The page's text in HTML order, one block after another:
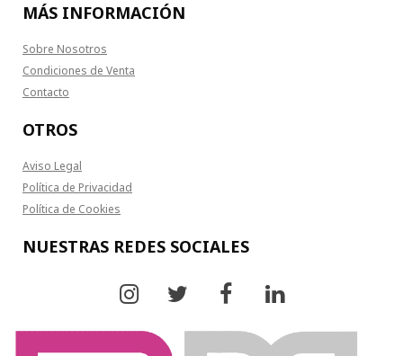
MÁS INFORMACIÓN
Sobre Nosotros
Condiciones de Venta
Contacto
OTROS
Aviso Legal
Política de Privacidad
Política de Cookies
NUESTRAS REDES SOCIALES